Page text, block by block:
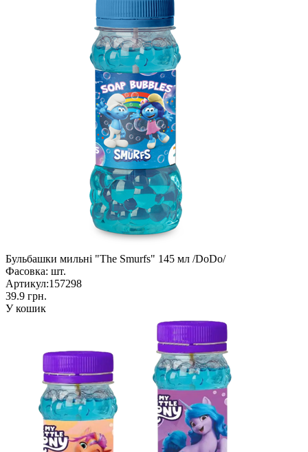
Бульбашки мильні "The Smurfs" 145 мл /DoDo/
Фасовка: шт.
Артикул:157298
39.9 грн.
У кошик